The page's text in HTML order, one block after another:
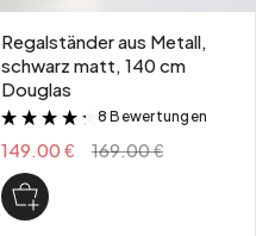
Regalständer aus Metall,
schwarz matt, 140 cm
Douglas
&
8 Bewertungen
149.00 € 169.00 €